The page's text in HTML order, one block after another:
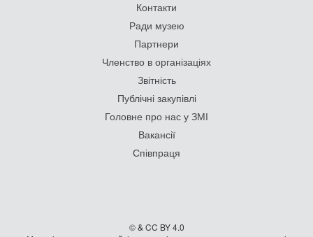
Контакти
Ради музею
Партнери
Членство в організаціях
Звітність
Публічні закупівлі
Головне про нас у ЗМІ
Вакансії
Співпраця
© & CC BY 4.0